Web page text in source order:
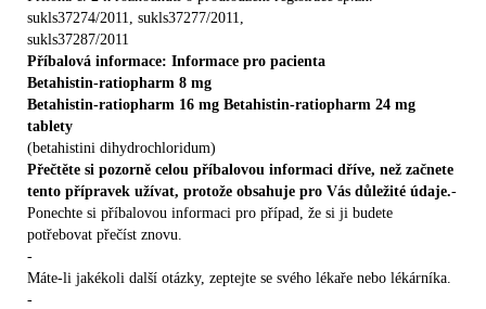
sukls37274/2011, sukls37277/2011,
sukls37287/2011
Příbalová informace: Informace pro pacienta
Betahistin-ratiopharm 8 mg
Betahistin-ratiopharm 16 mg Betahistin-ratiopharm 24 mg
tablety
(betahistini dihydrochloridum)
Přečtěte si pozorně celou příbalovou informaci dříve, než začnete
tento přípravek užívat, protože obsahuje pro Vás důležité údaje.-
Ponechte si příbalovou informaci pro případ, že si ji budete
potřebovat přečíst znovu.
-
Máte-li jakékoli další otázky, zeptejte se svého lékaře nebo lékárníka.
-